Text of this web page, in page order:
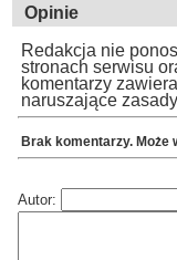
Opinie
Redakcja nie
stronach serwisu
komentarzy
naruszające
Brak komentarzy. Może
Autor: